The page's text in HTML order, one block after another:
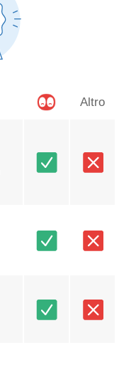
Altro